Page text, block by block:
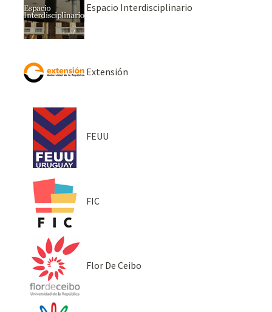
Espacio Interdisciplinario
Extensión
FEUU
FIC
Flor De Ceibo